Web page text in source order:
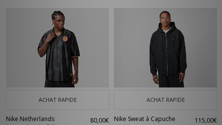
ACHAT RAPIDE
Nike Netherlands
80,00€
ACHAT RAPIDE
Nike Sweat à Capuche
115,00€